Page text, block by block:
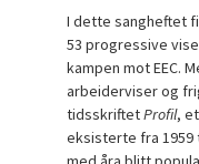
I dette sangheftet
53 progressive
kampen mot EEC.
arbeiderviser og
tidsskriftetProfil,
eksisterte fra 1959